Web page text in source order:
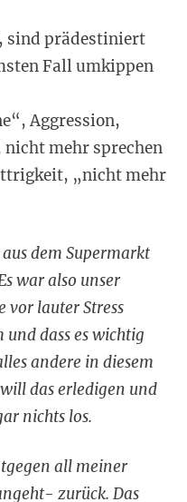
sind prädestiniert
Fall umkippen
Aggression,
nicht mehr sprechen
„nicht mehr
dem Supermarkt
war also unser
vor lauter Stress
dass es wichtig
andere in diesem
das erledigen und
nichts los.
all meiner
zurück. Das